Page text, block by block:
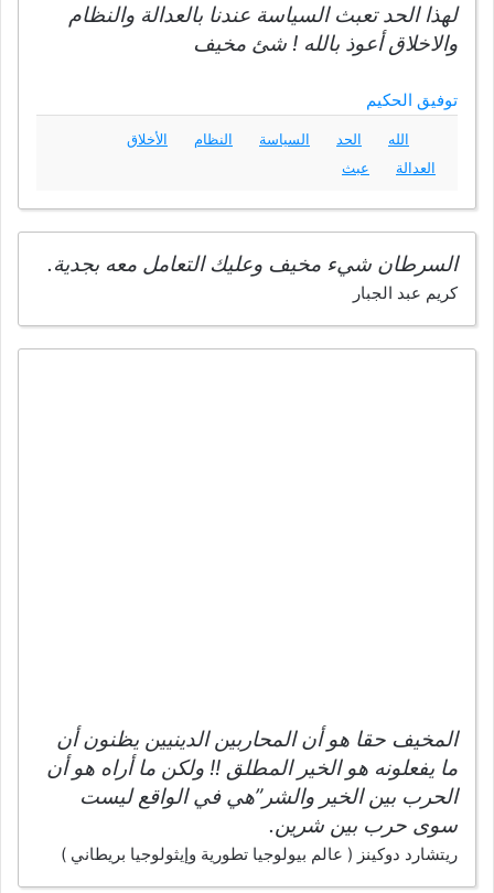
لهذا الحد تعبث السياسة عندنا بالعدالة والنظام
والاخلاق أعوذ بالله ! شئ مخيف
توفيق الحكيم
الله الحد السياسة النظام
الأخلاق
العدالة
عبث
السرطان شيء مخيف وعليك التعامل معه بجدية.
كريم عبد الجبار
المخيف حقا هو أن المحاربين الدينيين يظنون أن
ما يفعلونه هو الخير المطلق !! ولكن ما أراه هو أن
الحرب بين الخير والشر”هي في الواقع ليست
سوى حرب بين شرين.
ريتشارد دوكينز ( عالم بيولوجيا تطورية وإيثولوجيا بريطاني )